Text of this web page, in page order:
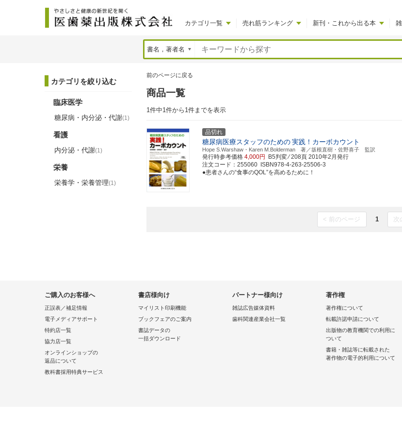
カテゴリ一覧 売れ筋ランキング 新刊・これから出る本
前のページに戻る
商品一覧
1件中1件から1件までを表示
品切れ
糖尿病医療スタッフのための実践！カーボカウント
Hope S.Warshaw・Karen M.Bolderman 著／坂根直樹・佐野喜子 監訳
発行時参考価格 4,000円 B5判変 ⁄ 208頁 2010年2月発行
注文コード：255060 ISBN978-4-263-25506-3
●患者さんの“食事のQOL”を高めるために！
< 前のページ 1 次
カテゴリを絞り込む
臨床医学
糖尿病・内分泌・代謝(1)
看護
内分泌・代謝(1)
栄養
栄養学・栄養管理(1)
ご購入のお客様へ
正誤表／補足情報
電子メディアサポート
特約店一覧
協力店一覧
オンラインショップの
返品について
教科書採用特典サービス
書店様向け
マイリスト印刷機能
ブックフェアのご案内
書誌データの
一括ダウンロード
パートナー様向け
雑誌広告媒体資料
歯科関連産業会社一覧
著作権
著作権について
転載許諾申請について
出版物の教育機関での利用に
ついて
書籍・雑誌等に転載された
著作物の電子的利用について